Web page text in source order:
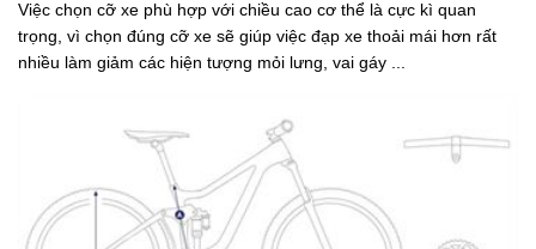
Việc chọn cỡ xe phù hợp với chiều cao cơ thể là cực kì quan
trọng, vì chọn đúng cỡ xe sẽ giúp việc đạp xe thoải mái hơn rất
nhiều làm giảm các hiện tượng mỏi lưng, vai gáy ...